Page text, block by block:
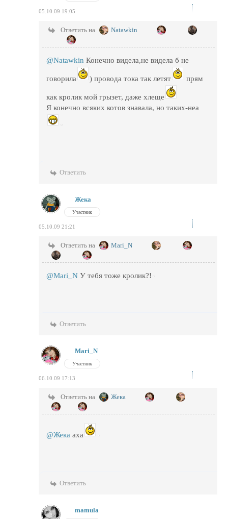
05.10.09 19:05
Ответить на Natawkin
@Natawkin Конечно видела,не видела б не
говорила ) провода тока так летят прям
как кролик мой грызет, даже хлеще
Я конечно всяких котов знавала, но таких-неа
Ответить
Жека
Участник
05.10.09 21:21
Ответить на Mari_N
@Mari_N У тебя тоже кролик?!
Ответить
Mari_N
Участник
06.10.09 17:13
Ответить на Жека
@Жека аха
Ответить
mamula